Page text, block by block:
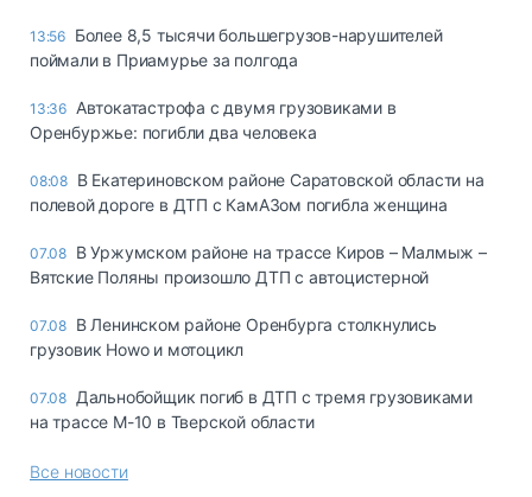
13:56 Более 8,5 тысячи большегрузов-нарушителей
поймали в Приамурье за полгода
13:36 Автокатастрофа с двумя грузовиками в
Оренбуржье: погибли два человека
08:08 В Екатериновском районе Саратовской области на
полевой дороге в ДТП с КамАЗом погибла женщина
07.08 В Уржумском районе на трассе Киров – Малмыж –
Вятские Поляны произошло ДТП с автоцистерной
07.08 В Ленинском районе Оренбурга столкнулись
грузовик Howo и мотоцикл
07.08 Дальнобойщик погиб в ДТП с тремя грузовиками
на трассе М-10 в Тверской области
Все новости